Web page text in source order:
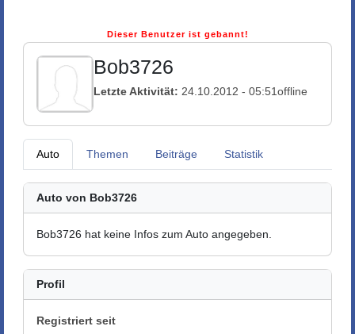
Dieser Benutzer ist gebannt!
Bob3726
Letzte Aktivität: 24.10.2012 - 05:51offline
Auto Themen Beiträge Statistik
Auto von Bob3726
Bob3726 hat keine Infos zum Auto angegeben.
Profil
Registriert seit